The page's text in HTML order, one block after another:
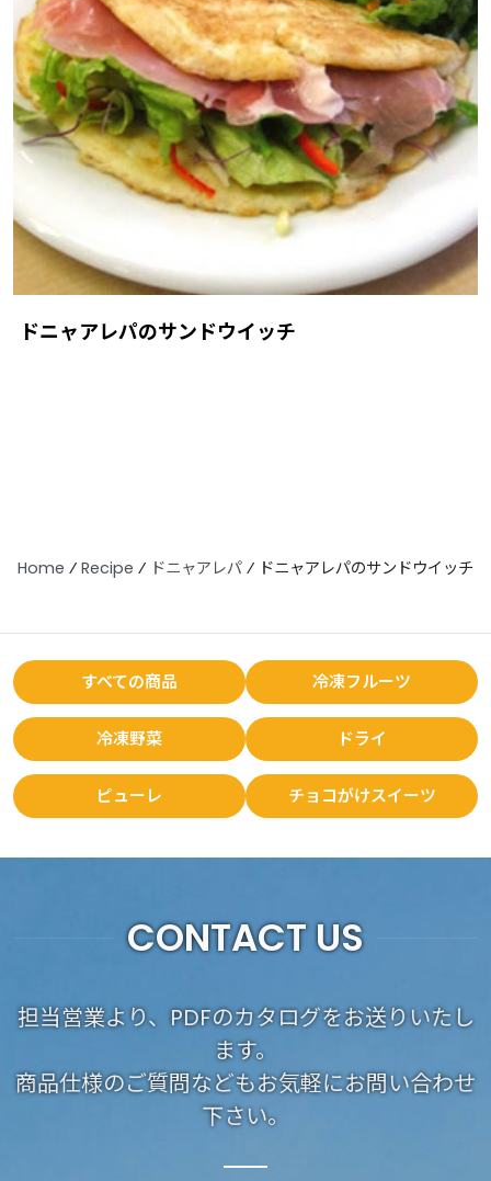
ドニャアレパのサンドウイッチ
Home ⁄ Recipe ⁄ ドニャアレパ ⁄ ドニャアレパのサンドウイッチ
すべての商品 冷凍フルーツ
冷凍野菜 ドライ
ピューレ チョコがけスイーツ
CONTACT US
担当営業より、PDFのカタログをお送りいたし
ます。
商品仕様のご質問などもお気軽にお問い合わせ
下さい。